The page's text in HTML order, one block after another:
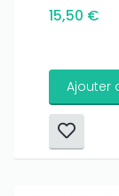
15,50 €
Ajouter